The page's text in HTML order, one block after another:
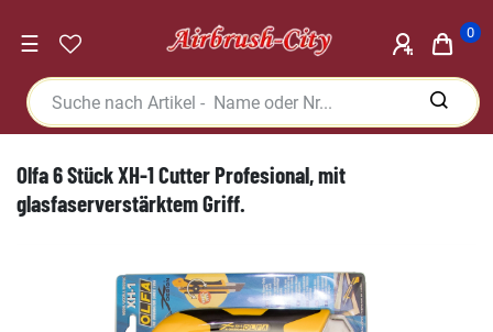
☰ 0
Olfa 6 Stück XH-1 Cutter Profesional, mit
glasfaserverstärktem Griff.